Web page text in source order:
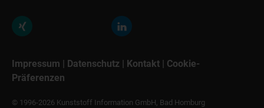
Impressum | Datenschutz | Kontakt | Cookie-
Präferenzen
© 1996-2026 Kunststoff Information GmbH, Bad Homburg